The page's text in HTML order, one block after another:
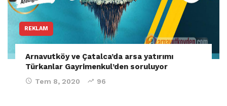
REKLAM
Arnavutköy ve Çatalca’da arsa yatırımı
Türkanlar Gayrimenkul’den soruluyor
Tem 8, 2020 96